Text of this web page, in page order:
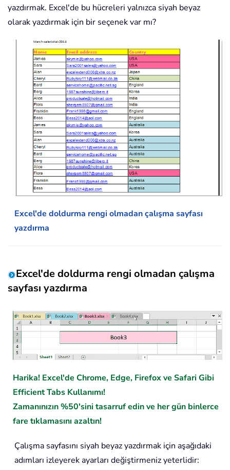
yazdırmak. Excel'de bu hücreleri yalnızca siyah beyaz
olarak yazdırmak için bir seçenek var mı?
Excel'de doldurma rengi olmadan çalışma sayfası
yazdırma
Excel'de doldurma rengi olmadan çalışma
sayfası yazdırma
Harika! Excel'de Chrome, Edge, Firefox ve Safari Gibi
Efficient Tabs Kullanımı!
Zamanınızın %50'sini tasarruf edin ve her gün binlerce
fare tıklamasını azaltın!
Çalışma sayfasını siyah beyaz yazdırmak için aşağıdaki
adımları izleyerek ayarları değiştirmeniz yeterlidir: